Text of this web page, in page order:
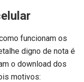
funcionam os
digno de nota é
o download dos
motivos: